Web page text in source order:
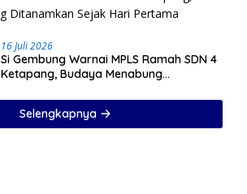
16 Juli 2026
Si Gembung Warnai MPLS Ramah SDN 4
Ketapang, Budaya Menabung
Selengkapnya